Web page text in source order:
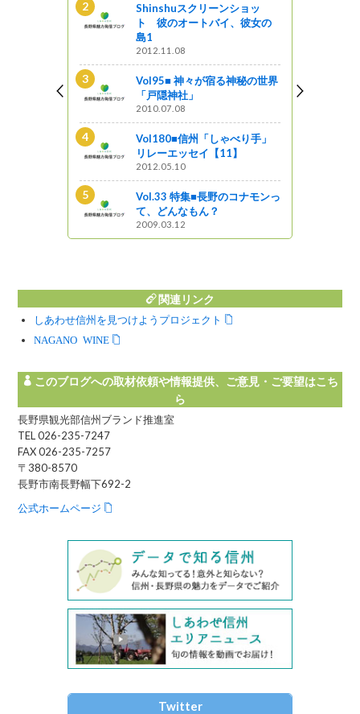
Shinshuスクリーンショッ
ト 彼のオートバイ、彼女の
島1
2012.11.08
Vol95■ 神々が宿る神秘の世界
「戸隠神社」
2010.07.08
Vol180■信州「しゃべり手」
リレーエッセイ【11】
2012.05.10
Vol.33 特集■長野のコナモンっ
て、どんなもん？
2009.03.12
関連リンク
しあわせ信州を見つけようプロジェクト
NAGANO WINE
このブログへの取材依頼や情報提供、ご意見・ご要望はこち
ら
長野県観光部信州ブランド推進室
TEL 026-235-7247
FAX 026-235-7257
〒380-8570
長野市南長野幅下692-2
公式ホームページ
Twitter